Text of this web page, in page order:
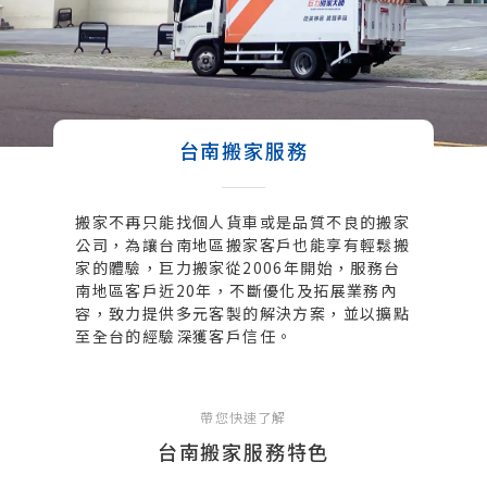
台南搬家服務
搬家不再只能找個人貨車或是品質不良的搬家
公司，為讓台南地區搬家客戶也能享有輕鬆搬
家的體驗，巨力搬家從2006年開始，服務台
南地區客戶近20年，不斷優化及拓展業務內
容，致力提供多元客製的解決方案，並以擴點
至全台的經驗深獲客戶信任。
帶您快速了解
台南搬家服務特色